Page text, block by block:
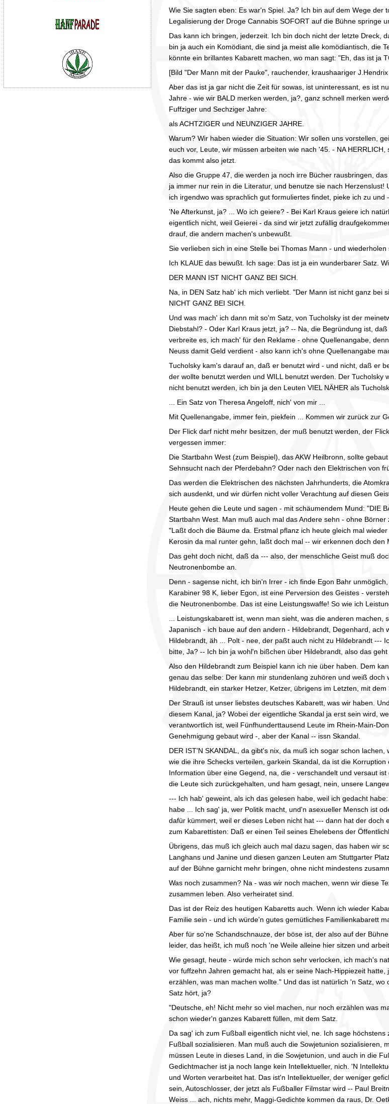
Wie Sie sagten eben: Es war'n Spiel. Ja? Ich bin auf dem Wege
Legalisierung der Droge Cannabis SOFORT auf die Bühne springe
Das kann ich bringen, jederzeit. Ich bin doch nicht der letzte Dreck,
bin ja auch ein Komödiant, die sind ja meist alle komödiantisch, die
könnte ein brillantes Kabarett machen, wo man sagt: "Eh, das ist ja
[Bild "Der Mann mit der Pauke", rauchender, kraushaariger
Aber das ist ja gar nicht die Zeit für sowas, ist uninteressant, es ist
Jahre - wie wir BALD merken werden, ja?, ganz schnell merken
Fuffziger und Sechziger Jahre:
als ACHTZIGER und NEUNZIGER JAHRE.
Warum? Wir haben wieder die Situation: Wir sollen uns vorstellen,
euch vor, Leute, wir müssen arbeiten wie nach '45. - NA
das kommt also jetzt.
Also die Gruppe 47, die werden ja noch irre Bücher rausbringen,
ja immer nur rein in die Literatur, und benutze sie nach
ich irgendwo was sprachlich gut formuliertes findet, pieke ich zu und
'Ne Afterkunst, ja? ... Wo ich geiere? - Bei Karl Kraus geiere ich
eigentlich nicht, weil Geierei - da sind wir jetzt zufällig
drauf, die andern machen's unbewußt.
Sie verlieben sich in eine Stelle bei Thomas Mann - und wiederholen
Ich KLAUE das bewußt. Ich sage: Das ist ja ein wunderbarer Satz.
DER MANN IST NICHT GANZ BEI SICH.
Na, in DEN Satz hab' ich mich verliebt. "Der Mann ist nicht ganz
NICHT GANZ BEI SICH.
Und was mach' ich dann mit so'm Satz, von Tucholsky ist der
Diebstahl? - Oder Karl Kraus jetzt, ja? -- Na, die Begründung ist,
verbreite es, ich mach' für den Reklame - ohne Quellenangabe,
Neuss damit Geld verdient - also kann ich's ohne Quellenangabe
Tucholsky kam's darauf an, daß er benutzt wird - und nicht, daß er
der wollte benutzt werden und WILL benutzt werden. Der
nicht benutzt werden, ich bin ja den Leuten VIEL NÄHER als
... Ein Satz von Theresa Angeloff, nich' von mir ...
Mit Quellenangabe, immer fein, piekfein ... Kommen wir zurück zur
Der Flick darf nicht mehr besitzen, der muß benutzt werden, der
vergessen immer:
Die Startbahn West (zum Beispiel), das AKW Heilbronn, sollte
Sehnsucht nach der Pferdebahn? Oder nach den Elektrischen von
Das werden die Elektrischen des nächsten Jahrhunderts, die
sich ausdenkt, und wir dürfen nicht voller Verachtung auf diesen
Heute gehen die Leute und sagen - mit schäumendem Mund: "DIE
Startbahn West. Man muß auch mal das Andere sehn - ohne
"Laßt doch die Bäume da. Erstmal pflanz ich heute gleich mal
Kerosin da mal runter gehn, laßt doch mal -- wir erkennen doch
Das geht doch nicht, daß da --- also, der menschliche Geist muß
Neutronenbombe an.
Denn - sagense nicht, ich bin'n Irrer - ich finde Egon Bahr
Karabiner 98 K, lieber Egon, ist eine Perversion des Geistes -
die Neutronenbombe. Das ist eine Leistungswaffe! So wie ich
... Leistungskabarett ist, wenn man sieht, was die anderen
Japanisch - ich baue auf den andern - Hildebrandt, Degenhard,
Hildebrandt, äh ... Polt - nee, der paßt auch nicht zu Hildebrandt ---
bitte, Ja? -- Ich bin ja wohl'n bißchen über Hildebrandt, also das
Also den Hildebrandt zum Beispiel kann ich nie über haben. Dem
genau das selbe: Der kann mir stundenlang zuhören und weiß
Hildebrandt, ein starker Hetzer, Ketzer, übrigens im Letzten, mit dem
Der Strauß ist unser liebstes deutsches Kabarett, was wir haben.
diesem Kanal, ja? Wobei der eigentliche Skandal ja erst sein wird,
verantwortlich ist, weil Fünfhunderttausend Leute im Rhein-Main-
Genehmigung gebaut wird -, aber der Kanal -- issn Skandal.
DER IST'N SKANDAL, da gibt's nix, da muß ich sogar schon
wie die ihre Schecks verteilen, garkein Skandal, da ist die
Information über eine Gegend, na, die - verschandelt und versaut
die Leute sich zurückgehalten, und ham gesagt, nein, unsere
--- Ich hab' geweint, als ich das gelesen habe, weil ich gedacht
habe ... Ich sag' ja, wer Politik macht, und'n asexueller Mensch ist
dafür kümmert, weil er dieses Leben nicht hat --- dann hat der
zum Kabarettisten: Daß er einen Teil seines Ehelebens der
Übrigens, das muß ich gleich auch mal dazu sagen, das haben wir
Langhans und Janine und diesen ganzen Leuten am Stuttgarter
auf der Bühne garnicht mehr bringen, ohne nicht mindestens
Was noch zusammen? Na - was wir noch machen, wenn wir diese
zusammen leben. Also verheiratet sind.
Das ist der Reiz des heutigen Kabaretts auch. Wenn ich wieder
Familie sein - und ich würde'n gutes gemütliches Familienkabarett
Aber für so'ne Schandschnauze, der böse ist, der also auf der
leider, das heißt, ich muß noch 'ne Weile alleine hier sitzen und
Wie gesagt, heute - würde mich schon sehr verlocken, ich mach's
vor fuffzehn Jahren gemacht hat, als er seine Nach-Hippiezeit
erzählen, was man machen wollte." Und das ist natürlich 'n Satz,
Satz hört, ja?
"Deutsche, eh! Nicht mehr so viel machen, nur noch erzählen was
schon wieder'n ganzes Kabarett füllen, mit dem Satz.
Da sag' ich zum Fußball eigentlich nicht viel, ne. Ich sage
Fußball sozialisieren. Man muß auch die Sowjetunion sozialisieren,
müssen Leute in dieses Land, in die Sowjetunion, und auch in die
Gedichtmacher ist ja noch lange kein Intellektueller, nich. 'N
und Worten verarbeitet hat. Das ist'n Intellektueller, der weniger
sein, Autoschlosser, der jetzt als Fußballer Filmstar wird -- Paul
Weiss ... ach, nichts mehr, Maggi-Gedichte kommen da raus, Dr.